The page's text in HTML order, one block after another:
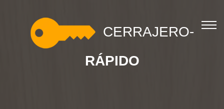
CERRAJERO-
RÁPIDO